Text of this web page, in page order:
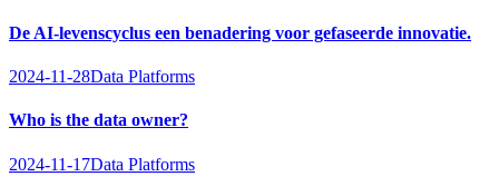
De AI-levenscyclus een benadering voor gefaseerde innovatie.
2024-11-28Data Platforms
Who is the data owner?
2024-11-17Data Platforms